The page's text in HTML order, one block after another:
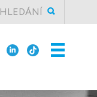
HLEDÁNÍ